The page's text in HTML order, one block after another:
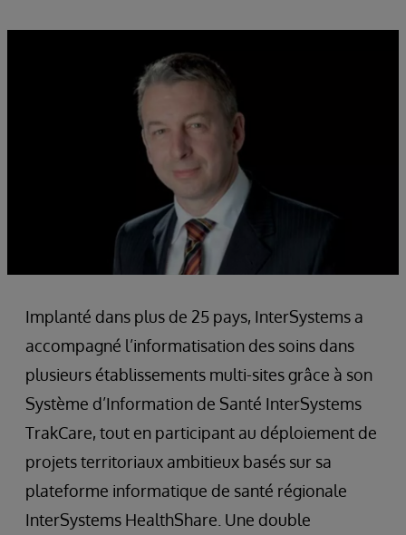
Implanté dans plus de 25 pays, InterSystems a
accompagné l’informatisation des soins dans
plusieurs établissements multi-sites grâce à son
Système d’Information de Santé InterSystems
TrakCare, tout en participant au déploiement de
projets territoriaux ambitieux basés sur sa
plateforme informatique de santé régionale
InterSystems HealthShare. Une double